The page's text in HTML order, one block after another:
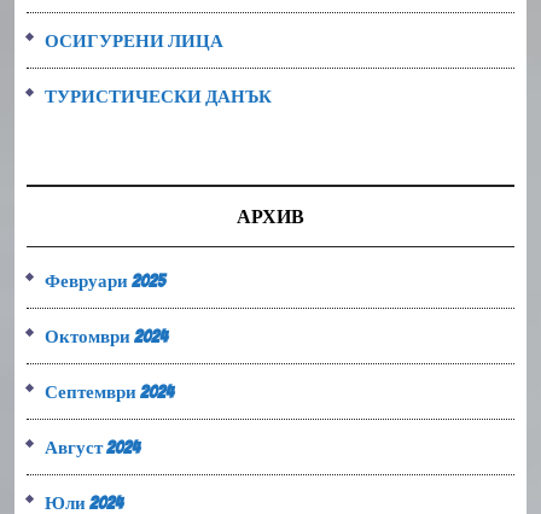
ОСИГУРЕНИ ЛИЦА
ТУРИСТИЧЕСКИ ДАНЪК
АРХИВ
Февруари 2025
Октомври 2024
Септември 2024
Август 2024
Юли 2024